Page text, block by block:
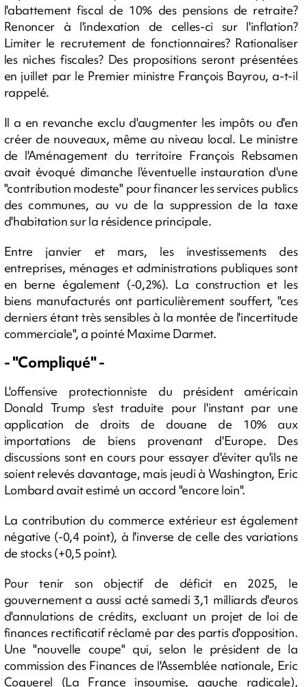
l'abattement fiscal de 10% des pensions de retraite?
Renoncer à l'indexation de celles-ci sur l'inflation?
Limiter le recrutement de fonctionnaires? Rationaliser
les niches fiscales? Des propositions seront présentées
en juillet par le Premier ministre François Bayrou, a-t-il
rappelé.
Il a en revanche exclu d'augmenter les impôts ou d'en
créer de nouveaux, même au niveau local. Le ministre
de l'Aménagement du territoire François Rebsamen
avait évoqué dimanche l'éventuelle instauration d'une
"contribution modeste" pour financer les services publics
des communes, au vu de la suppression de la taxe
d'habitation sur la résidence principale.
Entre janvier et mars, les investissements des
entreprises, ménages et administrations publiques sont
en berne également (-0,2%). La construction et les
biens manufacturés ont particulièrement souffert, "ces
derniers étant très sensibles à la montée de l'incertitude
commerciale", a pointé Maxime Darmet.
- "Compliqué" -
L'offensive protectionniste du président américain
Donald Trump s'est traduite pour l'instant par une
application de droits de douane de 10% aux
importations de biens provenant d'Europe. Des
discussions sont en cours pour essayer d'éviter qu'ils ne
soient relevés davantage, mais jeudi à Washington, Eric
Lombard avait estimé un accord "encore loin".
La contribution du commerce extérieur est également
négative (-0,4 point), à l'inverse de celle des variations
de stocks (+0,5 point).
Pour tenir son objectif de déficit en 2025, le
gouvernement a aussi acté samedi 3,1 milliards d'euros
d'annulations de crédits, excluant un projet de loi de
finances rectificatif réclamé par des partis d'opposition.
Une "nouvelle coupe" qui, selon le président de la
commission des Finances de l'Assemblée nationale, Eric
Coquerel (La France insoumise, gauche radicale),